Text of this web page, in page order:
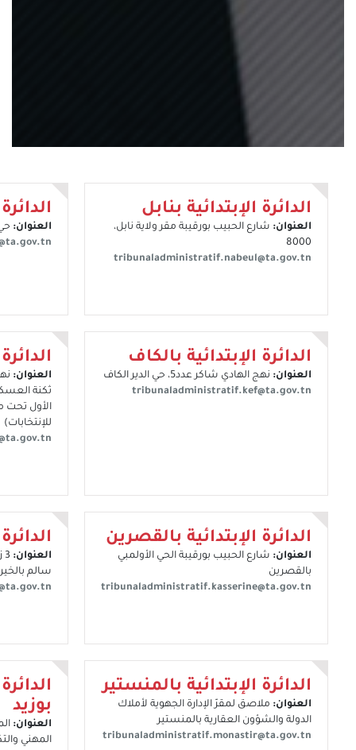
الدائرة الإبتدائية بنابل
العنوان: شارع الحبيب بورقيبة مقر ولاية نابل،
8000
tribunaladministratif.nabeul@ta.gov.tn
العنوان:
الدائرة الإبتدائية بالكاف
العنوان: نهج الهادي شاكر عدد5، حي الدير الكاف
tribunaladministratif.kef@ta.gov.tn
العنوان:
ثكنة
الأول تحت
للإنتخابات)
الدائرة الإبتدائية بالقصرين
العنوان: شارع الحبيب بورقيبة الحي الأولمبي
بالقصرين
tribunaladministratif.kasserine@ta.gov.tn
العنوان:
سالم
الدائرة الإبتدائية بالمنستير
العنوان: ملاصق لمقرّ الإدارة الجهوية لأملاك
الدولة والشؤون العقارية بالمنستير
tribunaladministratif.monastir@ta.gov.tn
بوزيد
العنوان:
المهني